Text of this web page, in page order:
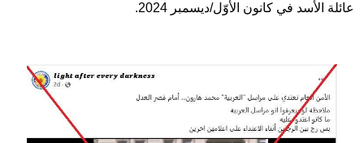
عائلة الأسد في كانون الأوّل/ديسمبر 2024.
Image